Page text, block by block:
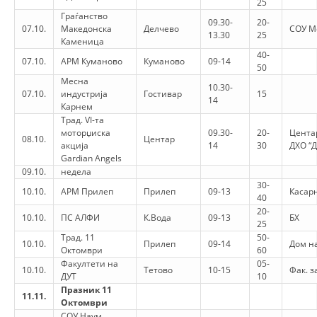
DREJTA NDERKOMBETARE HUMANITARE
PËRDORIMIN DHE MBROJTJEN E STEMËS
PËRGATITSHMËRI DHE VEPRIM GJATË KATASTROFAVE
EKIPE PËRGJIGJE DISASTER
STACIONIN E UJIT SHPËTIMIT – VODNO
EOK E CK
PROJEKTE
MARRDHËNJE ME PUBLIKUN
25
07.10.
Граѓанство
Македонска
Каменица
Делчево
09.30-
13.30
20-
25
СОУ
07.10. АРМ Куманово Куманово 09-14
40-
50
07.10.
Месна
индустрија
Карнем
Гостивар
10.30-
14
15
08.10.
Трад. VI-та
моторџиска
акција
Gardian Angels
Центар
09.30-
14
20-
30
ДХО
09.10.
недела
10.10.
АРМ Прилеп Прилеп 09-13
30-
40
10.10. ПС АЛФИ К.Вода 09-13
20-
25
БХ
10.10.
Трад. 11
Октомври
Прилеп 09-14
50-
60
Дом
10.10.
Факултети на
ДУТ
Тетово 10-15
05-
10
Фак.
11.11.
Празник 11
Октомври